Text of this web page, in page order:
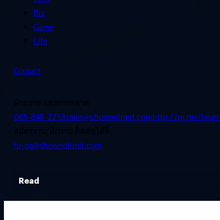
Biz
Game
Life
Contact
ฝ่ายขาย และการตลาด
085-848-2253sales@shownolimit.comhttp://m.me/
สมัครงาน/ฝึกงาน ติดต่อได้ที่
hr-ga@shownolimit.com
Read